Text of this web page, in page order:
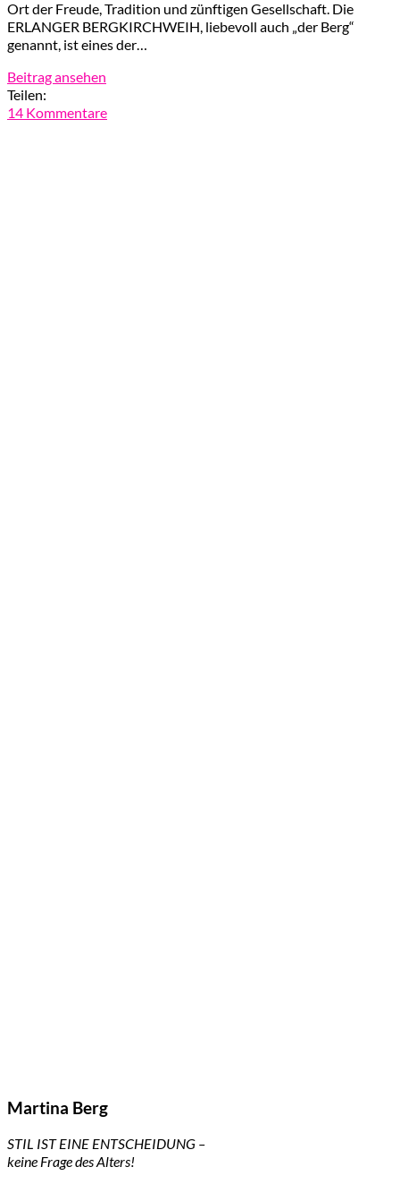
Ort der Freude, Tradition und zünftigen Gesellschaft. Die
ERLANGER BERGKIRCHWEIH, liebevoll auch „der Berg“
genannt, ist eines der…
Beitrag ansehen
Teilen:
14 Kommentare
Martina Berg
STIL IST EINE ENTSCHEIDUNG –
keine Frage des Alters!